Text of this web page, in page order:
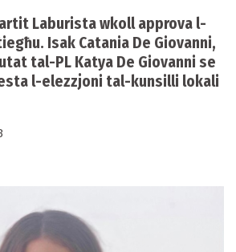
Laburista wkoll approva l-
Isak Catania De Giovanni,
tal-PL Katya De Giovanni se
l-elezzjoni tal-kunsilli lokali